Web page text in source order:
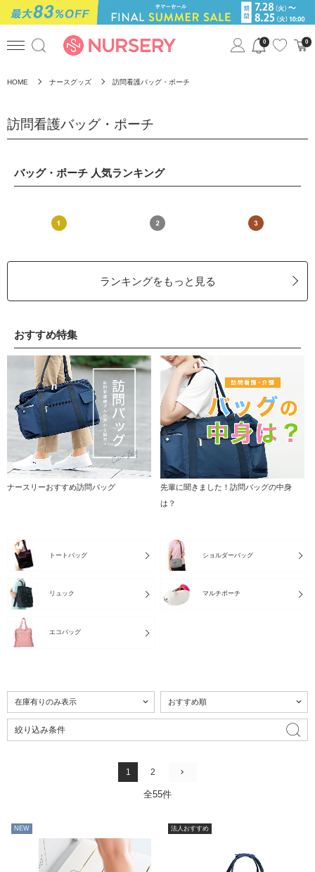
0 0
HOME ナースグッズ 訪問看護バッグ・ポーチ
訪問看護バッグ・ポーチ
バッグ・ポーチ 人気ランキング
ランキングをもっと見る
おすすめ特集
ナースリーおすすめ訪問バッグ
先輩に聞きました！訪問バッグの中身
は？
トートバッグ ショルダーバッグ
リュック マルチポーチ
エコバッグ
絞り込み条件
1 2
全55件
NEW 法人おすすめ